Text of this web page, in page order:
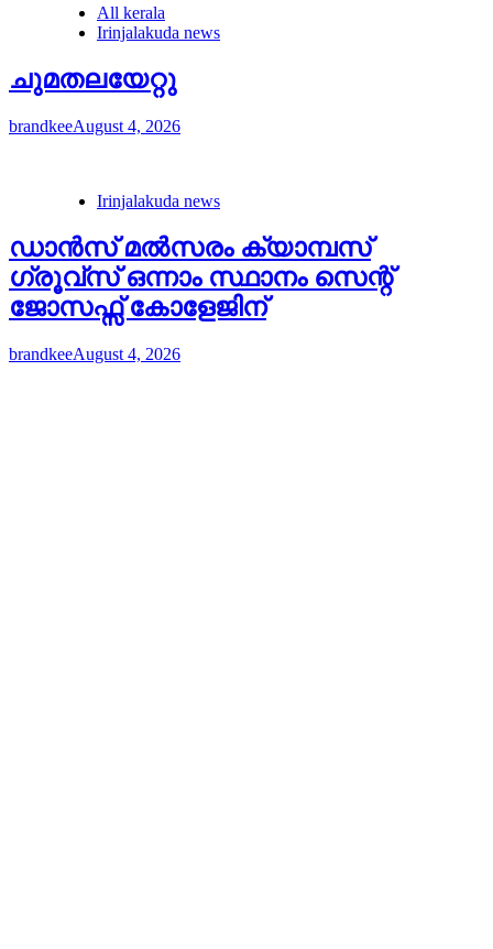
All kerala
Irinjalakuda news
ചുമതലയേറ്റു
brandkeeAugust 4, 2026
Irinjalakuda news
ഡാൻസ് മൽസരം ക്യാമ്പസ്
ഗ്രൂവ്സ് ഒന്നാം സ്ഥാനം സെന്റ്
ജോസഫ്സ് കോളേജിന്
brandkeeAugust 4, 2026